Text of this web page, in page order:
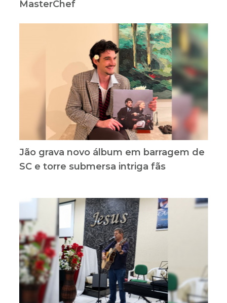
MasterChef
Jão grava novo álbum em barragem de
SC e torre submersa intriga fãs